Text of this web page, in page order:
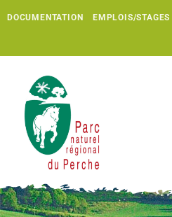
DOCUMENTATION EMPLOIS/STAGES